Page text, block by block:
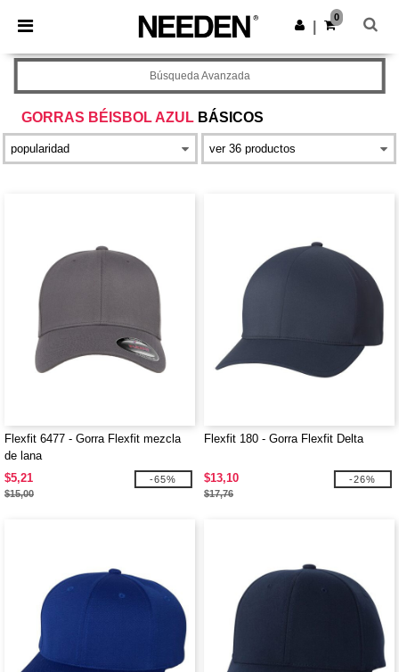
× App de Needen
¡Mejores precios en app!
Descargar app
0
GORRAS BÉISBOL AZUL BÁSICOS
Búsqueda Avanzada
Flexfit 6477 - Gorra Flexfit mezcla
de lana
$5,21
$15,00
-65%
Flexfit 180 - Gorra Flexfit Delta
$13,10
$17,76
-26%